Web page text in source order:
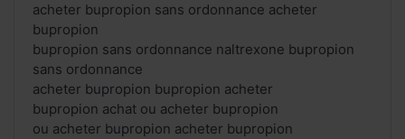
acheter bupropion sans ordonnance acheter
bupropion
bupropion sans ordonnance naltrexone bupropion
sans ordonnance
acheter bupropion bupropion acheter
bupropion achat ou acheter bupropion
ou acheter bupropion acheter bupropion